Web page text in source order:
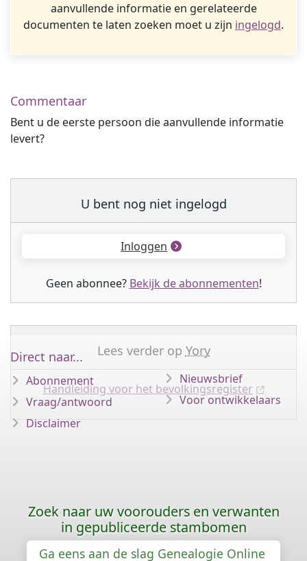
aanvullende informatie en gerelateerde
documenten te laten zoeken moet u zijn ingelogd.
Commentaar
Bent u de eerste persoon die aanvullende informatie
levert?
U bent nog niet ingelogd
Inloggen
Geen abonnee? Bekijk de abonnementen!
Lees verder op Yory
Handleiding voor het bevolkingsregister
Direct naar...
Abonnement
Vraag/antwoord
Disclaimer
Nieuwsbrief
Voor ontwikkelaars
Zoek naar uw voorouders en verwanten
in gepubliceerde stambomen
Ga eens aan de slag Genealogie Online